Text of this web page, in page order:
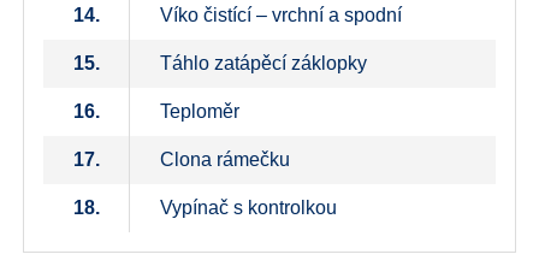
14. Víko čistící – vrchní a spodní
15. Táhlo zatápěcí záklopky
16. Teploměr
17. Clona rámečku
18. Vypínač s kontrolkou